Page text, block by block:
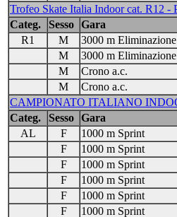
Trofeo Skate Italia Indoor cat. R12 -
Categ.
Sesso Gara
R1
M 3000 m Eliminazione
M
3000 m Eliminazione
M
Crono a.c.
M
Crono a.c.
CAMPIONATO ITALIANO
Categ.
Sesso Gara
AL
F 1000 m Sprint
F
1000 m Sprint
F
1000 m Sprint
F
1000 m Sprint
F
1000 m Sprint
F
1000 m Sprint